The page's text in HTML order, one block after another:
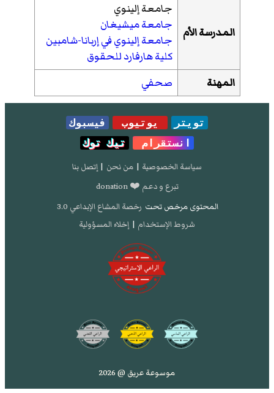
المدرسة الأم
جامعة إلينوي
جامعة ميشيغان
جامعة إلينوي في إربانا-شامبين
كلية هارفارد للحقوق
المهنة
صحفي
تويتر يوتيوب
فيسبوك
انستقرام
تيك توك
سياسة الخصوصية | من نحن | إتصل بنا
تبرع و دعم ❤️ donation
المحتوى مرخص تحت رخصة المشاع الإبداعي 3.0
شروط الإستخدام | إخلاء المسؤولية
موسوعة عريق @ 2026